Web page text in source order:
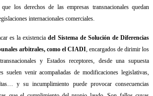
los derechos de las empresas transnacionales quedan
internacionales comerciales.
es la existenciadel Sistema de Solución de Diferencias
arbitrales, como el CIADI, encargados de dirimir los
y Estados receptores, desde una supuesta
suelen venir acompañadas de modificaciones legislativas,
y su incumplimiento puede provocar consecuencias